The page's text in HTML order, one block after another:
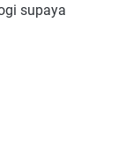
supaya